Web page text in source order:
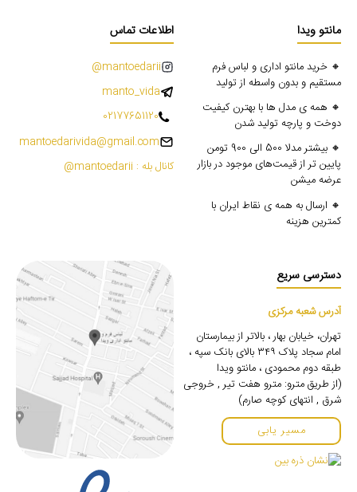
مانتو ویدا
🔸 خرید مانتو اداری و لباس فرم
مستقیم و بدون واسطه از تولید
🔸 همه ی مدل ها با بهترن کیفیت
دوخت و پارچه تولید شدن
🔸 بیشتر مدلا 500 الی 900 تومن
پایین تر از قیمت‌های موجود در بازار
عرضه میشن
🔸 ارسال به همه ی نقاط ایران با
کمترین هزینه
اطلاعات تماس
mantoedarii@
manto_vida
02177651120
mantoedarivida@gmail.com
کانال بله : mantoedarii@
دسترسی سریع
آدرس شعبه مرکزی
تهران، خیابان بهار ، بالاتر از بیمارستان
امام سجاد پلاک ۳۴۹ بالای بانک سپه ،
طبقه دوم محمودی ، مانتو ویدا
(از طریق مترو: مترو هفت تیر , خروجی
شرق , انتهای کوچه صارم)
مسیر یابی